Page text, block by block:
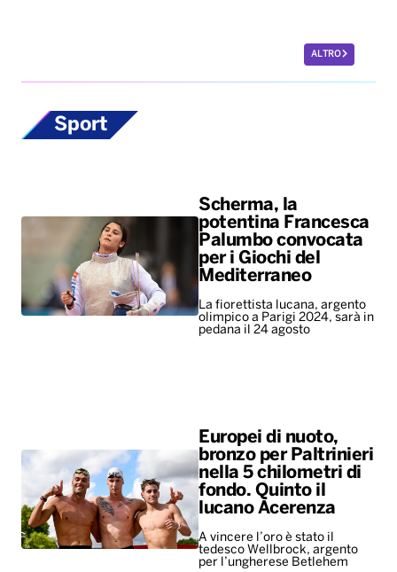
ALTRO
Sport
Scherma, la
potentina Francesca
Palumbo convocata
per i Giochi del
Mediterraneo
La fiorettista lucana, argento
olimpico a Parigi 2024, sarà in
pedana il 24 agosto
Europei di nuoto,
bronzo per Paltrinieri
nella 5 chilometri di
fondo. Quinto il
lucano Acerenza
A vincere l’oro è stato il
tedesco Wellbrock, argento
per l’ungherese Betlehem